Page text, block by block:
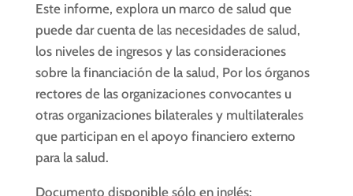
Este informe, explora un marco de salud que
puede dar cuenta de las necesidades de salud,
los niveles de ingresos y las consideraciones
sobre la financiación de la salud, Por los órganos
rectores de las organizaciones convocantes u
otras organizaciones bilaterales y multilaterales
que participan en el apoyo financiero externo
para la salud.
Documento disponible sólo en inglés: